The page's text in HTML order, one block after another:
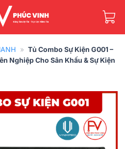
» Tủ Combo Sự Kiện G001 –
Nghiệp Cho Sân Khấu & Sự Kiện